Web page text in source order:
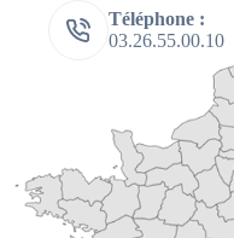
Téléphone :
03.26.55.00.10